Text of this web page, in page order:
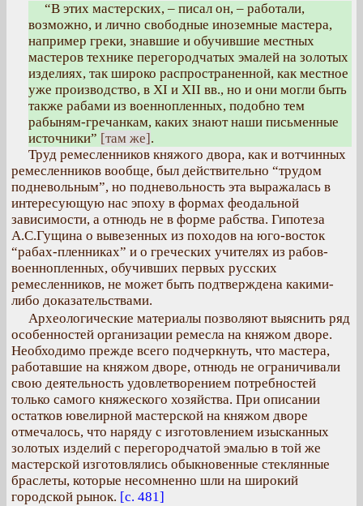
“В этих мастерских, – писал он, – работали,
возможно, и лично свободные иноземные мастера,
например греки, знавшие и обучившие местных
мастеров технике перегородчатых эмалей на золотых
изделиях, так широко распространенной, как местное
уже производство, в XI и XII вв., но и они могли быть
также рабами из военнопленных, подобно тем
рабыням-гречанкам, каких знают наши письменные
источники” [там же].
Труд ремесленников княжого двора, как и вотчинных
ремесленников вообще, был действительно “трудом
подневольным”, но подневольность эта выражалась в
интересующую нас эпоху в формах феодальной
зависимости, а отнюдь не в форме рабства. Гипотеза
А.С.Гущина о вывезенных из походов на юго-восток
“рабах-пленниках” и о греческих учителях из рабов-
военнопленных, обучивших первых русских
ремесленников, не может быть подтверждена какими-
либо доказательствами.
Археологические материалы позволяют выяснить ряд
особенностей организации ремесла на княжом дворе.
Необходимо прежде всего подчеркнуть, что мастера,
работавшие на княжом дворе, отнюдь не ограничивали
свою деятельность удовлетворением потребностей
только самого княжеского хозяйства. При описании
остатков ювелирной мастерской на княжом дворе
отмечалось, что наряду с изготовлением изысканных
золотых изделий с перегородчатой эмалью в той же
мастерской изготовлялись обыкновенные стеклянные
браслеты, которые несомненно шли на широкий
городской рынок. [с. 481]